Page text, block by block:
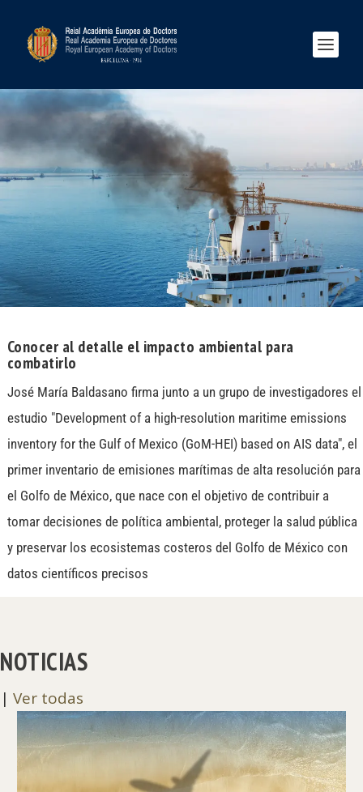
Conocer al detalle el impacto ambiental para
combatirlo
José María Baldasano firma junto a un grupo de investigadores el
estudio "Development of a high-resolution maritime emissions
inventory for the Gulf of Mexico (GoM-HEI) based on AIS data", el
primer inventario de emisiones marítimas de alta resolución para
el Golfo de México, que nace con el objetivo de contribuir a
tomar decisiones de política ambiental, proteger la salud pública
y preservar los ecosistemas costeros del Golfo de México con
datos científicos precisos
NOTICIAS
| Ver todas